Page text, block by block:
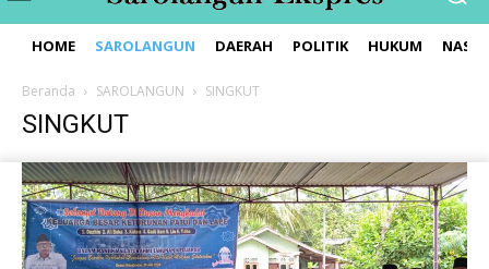
HOME SAROLANGUN DAERAH POLITIK HUKUM
Beranda SAROLANGUN SINGKUT
SINGKUT